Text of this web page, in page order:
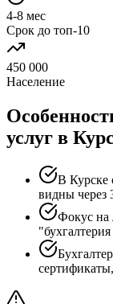
4-8 мес
Срок до топ-10
450 000
Население
услуг в
В Курске
видны через
Фокус на